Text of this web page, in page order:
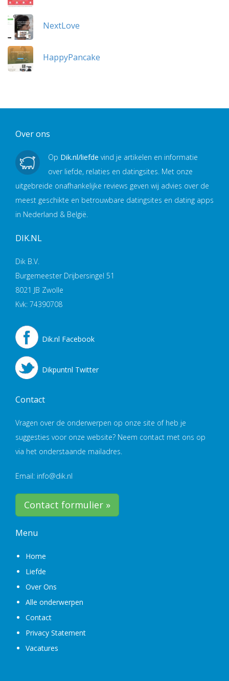
NextLove
HappyPancake
Over ons
Op Dik.nl/liefde vind je artikelen en informatie
over liefde, relaties en datingsites. Met onze
uitgebreide onafhankelijke reviews geven wij advies over de
meest geschikte en betrouwbare datingsites en dating apps
in Nederland & België.
DIK.NL
Dik B.V.
Burgemeester Drijbersingel 51
8021 JB Zwolle
Kvk: 74390708
Dik.nl Facebook
Dikpuntnl Twitter
Contact
Vragen over de onderwerpen op onze site of heb je
suggesties voor onze website? Neem contact met ons op
via het onderstaande mailadres.
Email: info@dik.nl
Contact formulier »
Menu
Home
Liefde
Over Ons
Alle onderwerpen
Contact
Privacy Statement
Vacatures